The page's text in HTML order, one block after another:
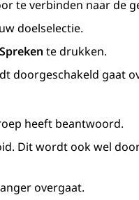
te verbinden naar de
doelselectie.
Spreken te drukken.
doorgeschakeld gaat
heeft beantwoord.
Dit wordt ook wel
overgaat.